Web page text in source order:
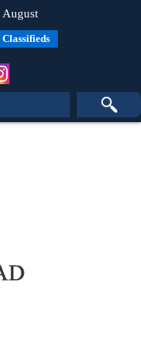
August
Classifieds